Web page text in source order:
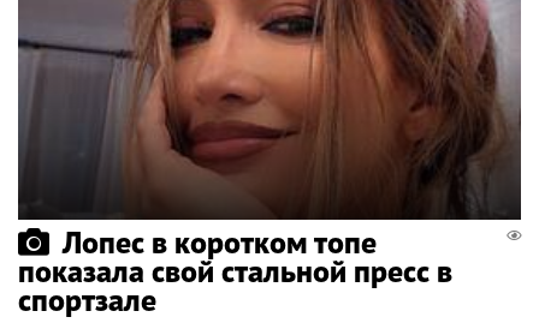
Лопес в коротком топе
показала свой стальной пресс в
спортзале